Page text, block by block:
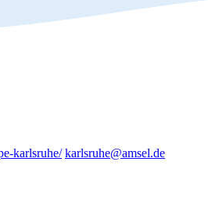
karlsruhe/ karlsruhe@amsel.de